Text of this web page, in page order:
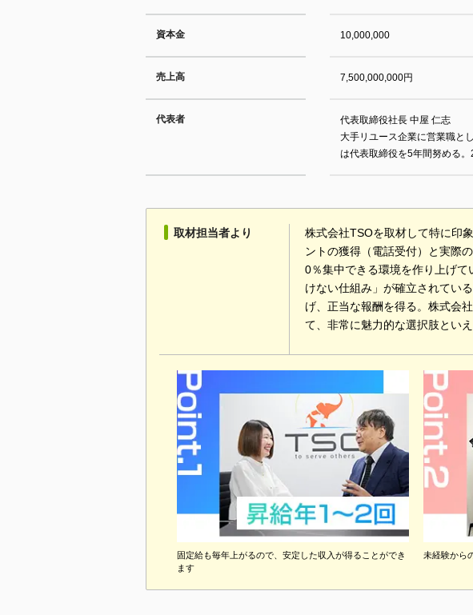
資本金 10,000,000
売上高 7,500,000,000円
代表者
代表取締役社長 中屋 仁志
大手リユース企業に営業職と
は代表取締役を5年間努める
取材担当者より
株式会社TSOを取材して特に印
ントの獲得（電話受付）と実際
0％集中できる環境を作り上げ
けない仕組み」が確立されてい
げ、正当な報酬を得る。株式会
て、非常に魅力的な選択肢といえ
固定給も毎年上がるので、安定した収入が得ることができ
ます
未経験から